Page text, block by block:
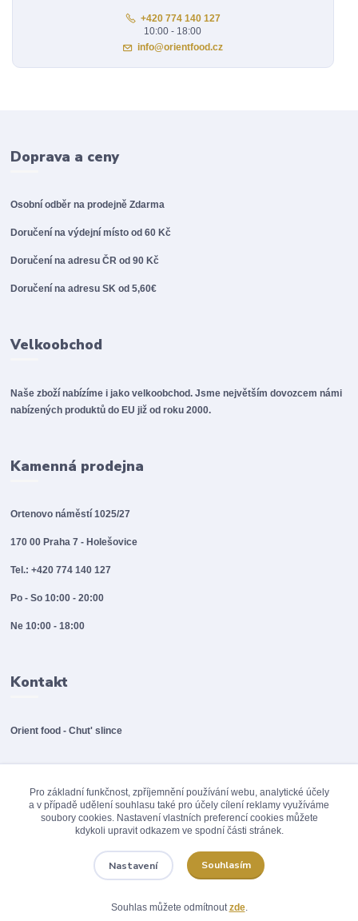
+420 774 140 127
10:00 - 18:00
info@orientfood.cz
Doprava a ceny
Osobní odběr na prodejněZdarma
Doručení na výdejní místo od 60 Kč
Doručení na adresu ČR od 90 Kč
Doručení na adresu SK od 5,60€
Velkoobchod
Naše zboží nabízíme i jako velkoobchod. Jsme největším dovozcem námi
nabízených produktů do EU již od roku 2000.
Kamenná prodejna
Ortenovo náměstí 1025/27
170 00 Praha 7 - Holešovice
Tel.: +420 774 140 127
Po - So 10:00 - 20:00
Ne 10:00 - 18:00
Kontakt
Orient food - Chut' slince
Pro základní funkčnost, zpříjemnění používání webu, analytické účely
a v případě udělení souhlasu také pro účely cílení reklamy využíváme
soubory cookies. Nastavení vlastních preferencí cookies můžete
kdykoli upravit odkazem ve spodní části stránek.
Nastavení Souhlasím
Souhlas můžete odmítnout zde.